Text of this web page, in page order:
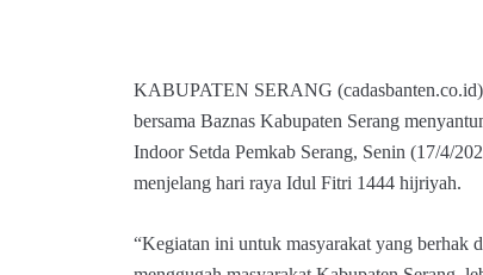
KABUPATEN SERANG (cadasbanten.co.id)
bersama Baznas Kabupaten Serang
Indoor Setda Pemkab Serang, Senin (17/4/
menjelang hari raya Idul Fitri 1444 hijriyah.
“Kegiatan ini untuk masyarakat yang berhak